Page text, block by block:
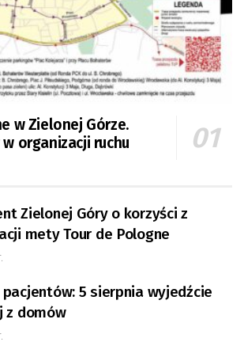
w Zielonej Górze.
organizacji ruchu
Zielonej Góry o korzyści z
mety Tour de Pologne
5 sierpnia wyjedźcie
z domów